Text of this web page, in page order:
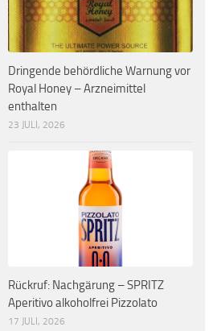
Dringende behördliche Warnung vor
Royal Honey – Arzneimittel
enthalten
23 JULI, 2026
Rückruf: Nachgärung – SPRITZ
Aperitivo alkoholfrei Pizzolato
17 JULI, 2026